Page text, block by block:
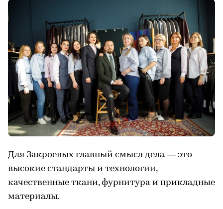
Для Закроевых главный смысл дела — это
высокие стандарты и технологии,
качественные ткани, фурнитура и прикладные
материалы.